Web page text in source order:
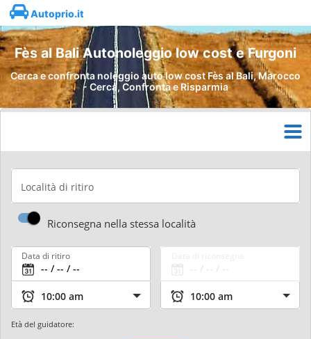
Autoprio.it
Fès al Bali Autonoleggio low cost e Furgoni
Cerca e confronta noleggio auto low cost Fès al Bali, Marocco
- Cerca, Confronta e Risparmia
Località di ritiro
Riconsegna nella stessa località
Data di ritiro
Età del guidatore: